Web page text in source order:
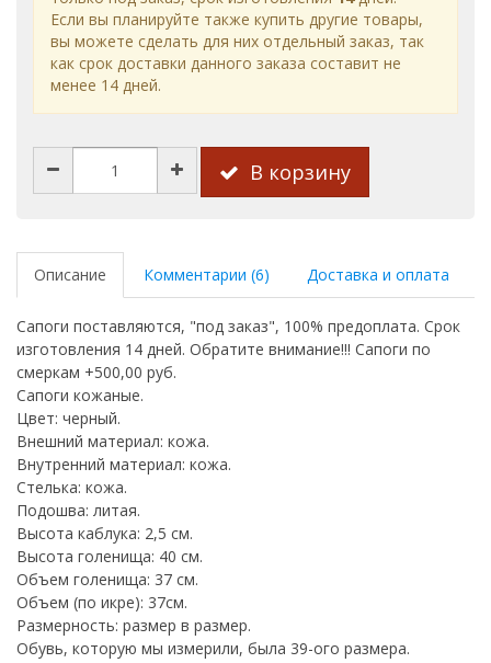
Если вы планируйте также купить другие товары,
вы можете сделать для них отдельный заказ, так
как срок доставки данного заказа составит не
менее 14 дней.
В корзину
Описание Комментарии (6) Доставка и оплата
Сапоги поставляются, "под заказ", 100% предоплата. Срок
изготовления 14 дней. Обратите внимание!!! Сапоги по
смеркам +500,00 руб.
Сапоги кожаные.
Цвет: черный.
Внешний материал: кожа.
Внутренний материал: кожа.
Стелька: кожа.
Подошва: литая.
Высота каблука: 2,5 см.
Высота голенища: 40 см.
Объем голенища: 37 см.
Объем (по икре): 37см.
Размерность: размер в размер.
Обувь, которую мы измерили, была 39-ого размера.